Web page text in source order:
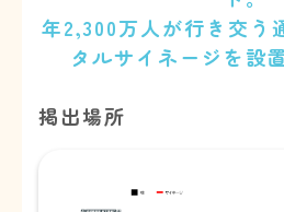
年2,300万人が行き交う
タルサイネージを設
掲出場所